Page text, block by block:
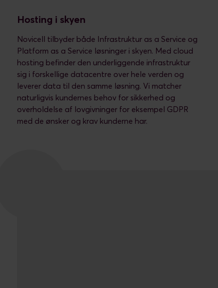
Hosting i skyen
Novicell tilbyder både Infrastruktur as a Service og
Platform as a Service løsninger i skyen. Med cloud
hosting befinder den underliggende infrastruktur
sig i forskellige datacentre over hele verden og
leverer data til den samme løsning. Vi matcher
naturligvis kundernes behov for sikkerhed og
overholdelse af lovgivninger for eksempel GDPR
med de ønsker og krav kunderne har.